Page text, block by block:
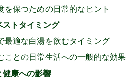
を保つための日常的なヒント
ストタイミング
最適な白湯を飲むタイミング
ことの日常生活への一般的な効果
健康への影響